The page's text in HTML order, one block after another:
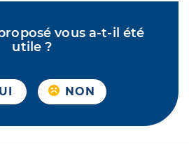
vous a-t-il été
utile ?
NON